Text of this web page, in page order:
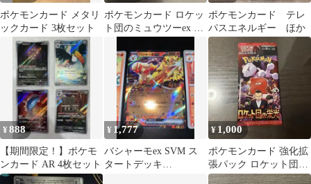
ポケモンカード メタリ
ックカード 3枚セット
ポケモンカード ロケッ
ト団のミュウツーex ド
ポケモンカード テレ
パスエネルギー ほか
¥888
【期間限定！】ポケモ
ンカード AR 4枚セット
¥ 1,777
バシャーモex SVM ス
タートデッキ
¥ 1,000
ポケモンカード 強化拡
張パック ロケット団の
栄光